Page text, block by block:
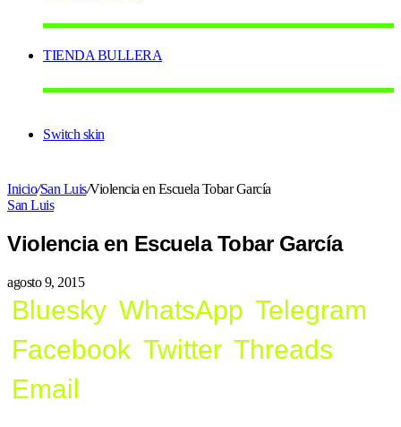
TIENDA BULLERA
Switch skin
Inicio/San Luis/Violencia en Escuela Tobar García
San Luis
Violencia en Escuela Tobar García
agosto 9, 2015
Bluesky WhatsApp Telegram
Facebook Twitter Threads
Email